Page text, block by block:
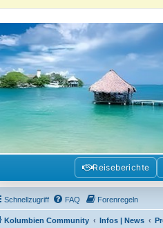
- Das
Auswandern, Kultur, Politik, Geschichte
Reiseberichte
Schnellzugriff FAQ Forenregeln
Kolumbien Community Infos | News